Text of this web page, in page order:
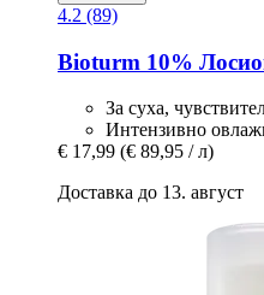
4.2 (89)
Bioturm 10%
За суха,
Интензивно
€ 17,99 (€ 89,95 / л)
Доставка до 13. август